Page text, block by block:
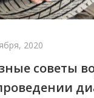
2020
советы